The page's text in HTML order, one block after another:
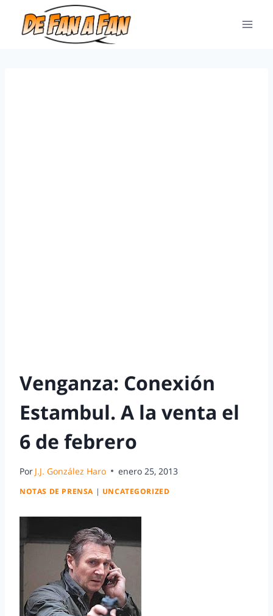
Venganza: Conexión
Estambul. A la venta el
6 de febrero
Por J.J. González Haro enero 25, 2013
NOTAS DE PRENSA | UNCATEGORIZED